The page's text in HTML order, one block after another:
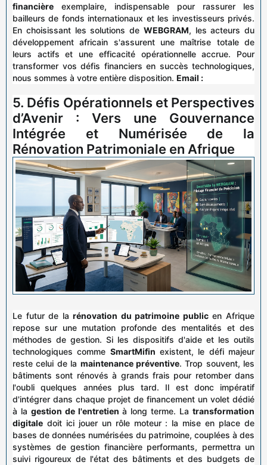
financière exemplaire, indispensable pour rassurer les
bailleurs de fonds internationaux et les investisseurs privés.
En choisissant les solutions de WEBGRAM, les acteurs du
développement africain s'assurent une maîtrise totale de
leurs actifs et une efficacité opérationnelle accrue. Pour
transformer vos défis financiers en succès technologiques,
nous sommes à votre entière disposition. Email :
5. Défis Opérationnels et Perspectives
d’Avenir : Vers une Gouvernance
Intégrée et Numérisée de la
Rénovation Patrimoniale en Afrique
Le futur de larénovation du patrimoine publicen Afrique
repose sur une mutation profonde des mentalités et des
méthodes de gestion. Si les dispositifs d'aide et les outils
technologiques comme SmartMifin existent, le défi majeur
reste celui de la maintenance préventive. Trop souvent, les
bâtiments sont rénovés à grands frais pour retomber dans
l'oubli quelques années plus tard. Il est donc impératif
d'intégrer dans chaque projet de financement un volet dédié
à la gestion de l'entretien à long terme. Latransformation
digitale doit ici jouer un rôle moteur : la mise en place de
bases de données numérisées du patrimoine, couplées à des
systèmes de gestion financière performants, permettra un
suivi rigoureux de l'état des bâtiments et des budgets de